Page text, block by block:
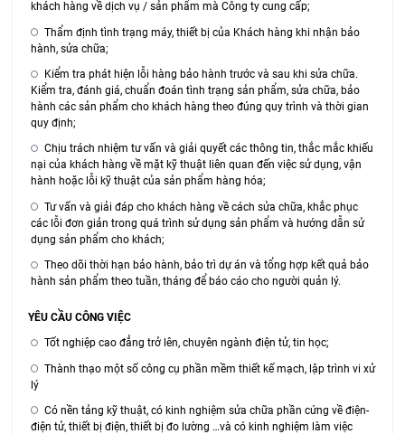
khách hàng về dịch vụ / sản phẩm mà Công ty cung cấp;
Thẩm định tình trạng máy, thiết bị của Khách hàng khi nhận bảo
hành, sửa chữa;
Kiểm tra phát hiện lỗi hàng bảo hành trước và sau khi sửa chữa.
Kiểm tra, đánh giá, chuẩn đoán tình trạng sản phẩm, sửa chữa, bảo
hành các sản phẩm cho khách hàng theo đúng quy trình và thời gian
quy định;
Chịu trách nhiệm tư vấn và giải quyết các thông tin, thắc mắc khiếu
nại của khách hàng về mặt kỹ thuật liên quan đến việc sử dụng, vận
hành hoặc lỗi kỹ thuật của sản phẩm hàng hóa;
Tư vấn và giải đáp cho khách hàng về cách sửa chữa, khắc phục
các lỗi đơn giản trong quá trình sử dụng sản phẩm và hướng dẫn sử
dụng sản phẩm cho khách;
Theo dõi thời hạn bảo hành, bảo trì dự án và tổng hợp kết quả bảo
hành sản phẩm theo tuần, tháng để báo cáo cho người quản lý.
YÊU CẦU CÔNG VIỆC
Tốt nghiệp cao đẳng trở lên, chuyên ngành điện tử, tin học;
Thành thạo một số công cụ phần mềm thiết kế mạch, lập trình vi xử
lý
Có nền tảng kỹ thuật, có kinh nghiệm sửa chữa phần cứng về điện-
điện tử, thiết bị điện, thiết bị đo lường …và có kinh nghiệm làm việc